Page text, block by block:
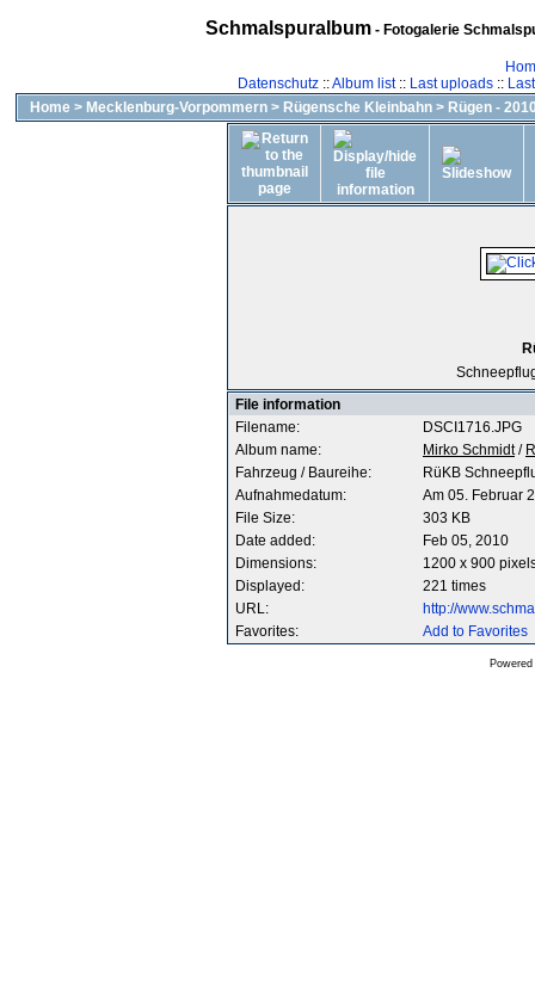
Schmalspuralbum- Fotogalerie
Datenschutz::Album list:: Last uploads::
Home > Mecklenburg-Vorpommern > Rügensche Kleinbahn > Rügen -
File information
Filename:
DSCI1716.JPG
Album name:
Mirko Schmidt/
Fahrzeug / Baureihe:
RüKB
Aufnahmedatum:
Am 05. Februar
File Size:
303 KB
Date added:
Feb 05, 2010
Dimensions:
1200 x 900
Displayed:
221 times
URL:
http://
Favorites:
Add to Favorites